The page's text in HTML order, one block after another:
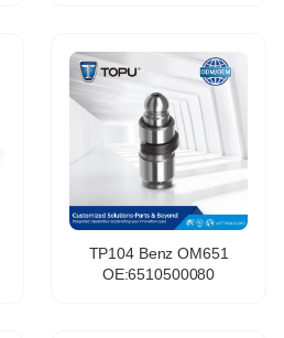
TP104 Benz OM651
OE:6510500080